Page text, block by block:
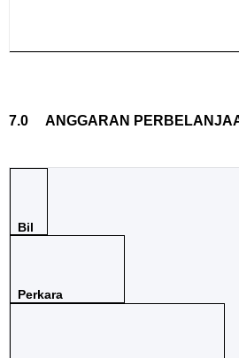
7.0 ANGGARAN
Bil
Perkara